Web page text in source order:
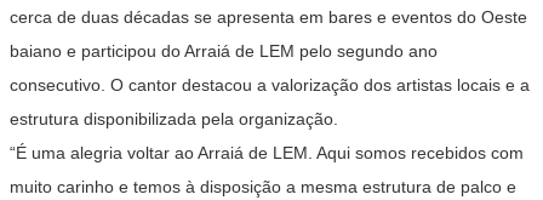
cerca de duas décadas se apresenta em bares e eventos do Oeste
baiano e participou do Arraiá de LEM pelo segundo ano
consecutivo. O cantor destacou a valorização dos artistas locais e a
estrutura disponibilizada pela organização.
“É uma alegria voltar ao Arraiá de LEM. Aqui somos recebidos com
muito carinho e temos à disposição a mesma estrutura de palco e